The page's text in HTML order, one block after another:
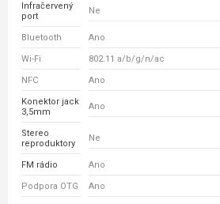
Infračervený
port
Ne
Bluetooth Ano
Wi-Fi 802.11 a/b/g/n/ac
NFC Ano
Konektor jack
3,5mm
Ano
Stereo
reproduktory
Ne
FM rádio Ano
Podpora OTG Ano